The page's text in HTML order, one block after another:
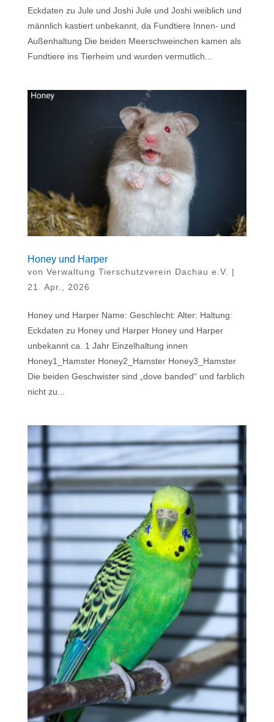
Eckdaten zu Jule und Joshi Jule und Joshi weiblich und
männlich kastiert unbekannt, da Fundtiere Innen- und
Außenhaltung Die beiden Meerschweinchen kamen als
Fundtiere ins Tierheim und wurden vermutlich...
Honey und Harper
von Verwaltung Tierschutzverein Dachau e.V. |
21. Apr., 2026
Honey und Harper Name: Geschlecht: Alter: Haltung:
Eckdaten zu Honey und Harper Honey und Harper
unbekannt ca. 1 Jahr Einzelhaltung innen
Honey1_Hamster Honey2_Hamster Honey3_Hamster
Die beiden Geschwister sind „dove banded“ und farblich
nicht zu...